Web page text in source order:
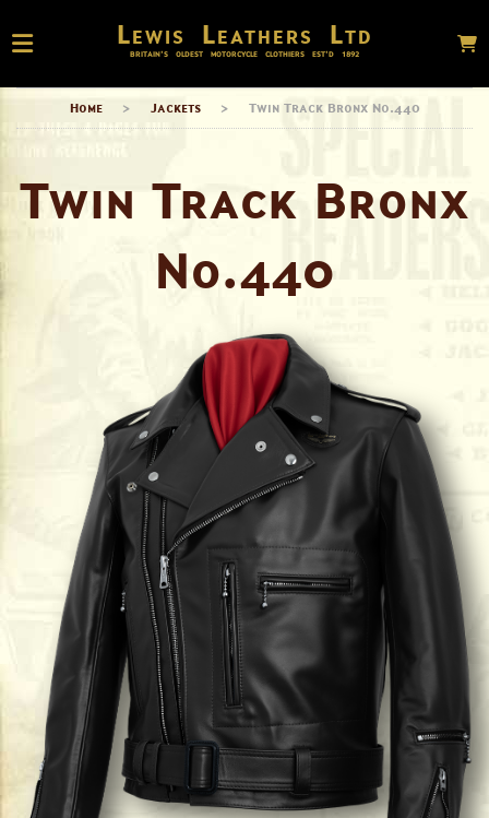
Lewis Leathers Ltd
BRITAIN’S OLDEST MOTORCYCLE CLOTHIERS EST’D 1892
Home > Jackets > Twin Track Bronx No.440
Twin Track Bronx
No.440